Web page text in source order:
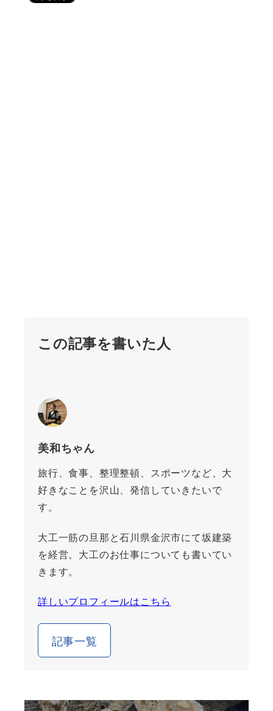
この記事を書いた人
美和ちゃん
旅行、食事、整理整頓、スポーツなど、大
好きなことを沢山、発信していきたいで
す。
大工一筋の旦那と石川県金沢市にて坂建築
を経営。大工のお仕事についても書いてい
きます。
詳しいプロフィールはこちら
記事一覧